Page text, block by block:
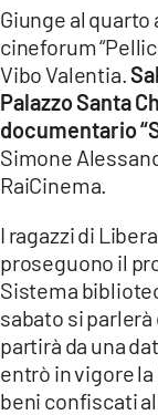
LACTV.IT
LACONAIR.IT
LACITYMAG.IT
ILREGGINO.IT
ILVIBONESE.IT
Giunge al
cineforum
Vibo Valentia.
Palazzo Santa
documentario
Simone
RaiCinema.
I ragazzi di
proseguono il
Sistema
sabato si
partirà da una
entrò in vigore
beni confiscati